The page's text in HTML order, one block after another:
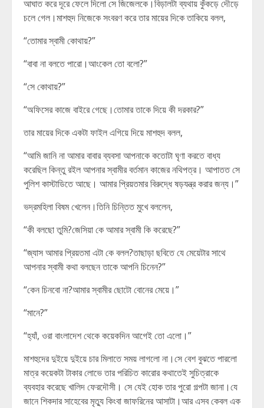
আঘাত করে দূরে ফেলে দিলো সে জিজেলকে।বিড়ালটা ব্যথায় কুঁকড়ে দৌড়ে
চলে গেল।মাশহুদ নিজেকে সংবরণ করে তার মায়ের দিকে তাকিয়ে বলল,
“তোমার স্বামী কোথায়?”
“বাবা না বলতে পারো।আংকেল তো বলো?”
“সে কোথায়?”
“অফিসের কাজে বাইরে গেছে।তোমার তাকে দিয়ে কী দরকার?”
তার মায়ের দিকে একটা ফাইল এগিয়ে দিয়ে মাশহুদ বলল,
“আমি জানি না আমার বাবার ব্যবসা আপনাকে কতোটা ঘৃণা করতে বাধ্য
করেছিল কিন্তু রইল আপনার স্বামীর বর্তমান কাজের নথিপত্র। আপাতত সে
পুলিশ কাস্টাডিতে আছে। আমার প্রিয়তমার বিরুদ্ধে ষড়যন্ত্র করার জন্য।”
ভদ্রমহিলা বিষম খেলেন।তিনি চিন্তিত মুখে বললেন,
“কী বলছো তুমি?জেসিয়া কে আমার স্বামী কি করেছে?”
“জ্যাস আমার প্রিয়তমা এটা কে বলল?তাছাড়া ছবিতে যে মেয়েটার সাথে
আপনার স্বামী কথা বলছেন তাকে আপনি চিনেন?”
“কেন চিনবো না?আমার স্বামীর ছোটো বোনের মেয়ে।”
“মানে?”
“হ্যাঁ, ওরা বাংলাদেশ থেকে কয়েকদিন আগেই তো এলো।”
মাশহুদের দুইয়ে দুইয়ে চার মিলাতে সময় লাগলো না।সে বেশ বুঝতে পারলো
মাত্র কয়েকটা টাকার লোভে তার পরিচিত কারোর কথাতেই সুচিত্রাকে
ব্যবহার করেছে খালিদ ফেরদৌসী। সে যেই হোক তার পুরো গল্পটা জানা।যে
জানে শিকদার সাহেবের মৃত্যু কিংবা জাফরিনের আসাটা।আর এসব কেবল এক